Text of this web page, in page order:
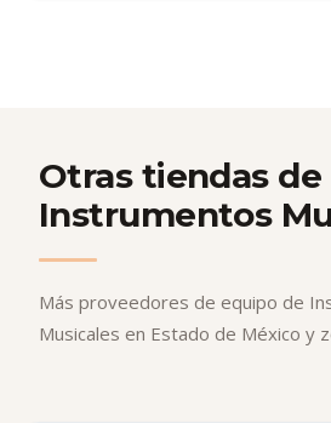
Otras tiendas de
Instrumentos
Más proveedores de equipo de
Musicales en Estado de México y